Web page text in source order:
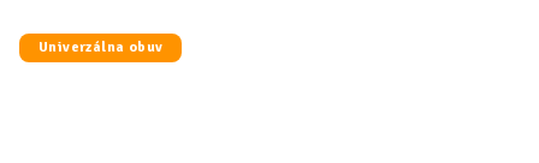
Univerzálna obuv